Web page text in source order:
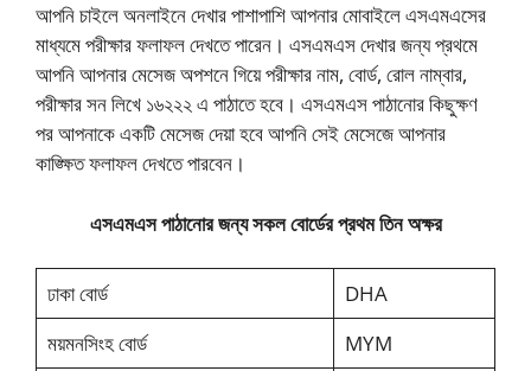
আপনি চাইলে অনলাইনে দেখার পাশাপাশি আপনার মোবাইলে এসএমএসের
মাধ্যমে পরীক্ষার ফলাফল দেখতে পারেন। এসএমএস দেখার জন্য প্রথমে
আপনি আপনার মেসেজ অপশনে গিয়ে পরীক্ষার নাম, বোর্ড, রোল নাম্বার,
পরীক্ষার সন লিখে ১৬২২২ এ পাঠাতে হবে। এসএমএস পাঠানোর কিছুক্ষণ
পর আপনাকে একটি মেসেজ দেয়া হবে আপনি সেই মেসেজে আপনার
কাঙ্ক্ষিত ফলাফল দেখতে পারবেন।
এসএমএস পাঠানোর জন্য সকল বোর্ডের প্রথম তিন অক্ষর
ঢাকা বোর্ড
DHA
ময়মনসিংহ বোর্ড
MYM